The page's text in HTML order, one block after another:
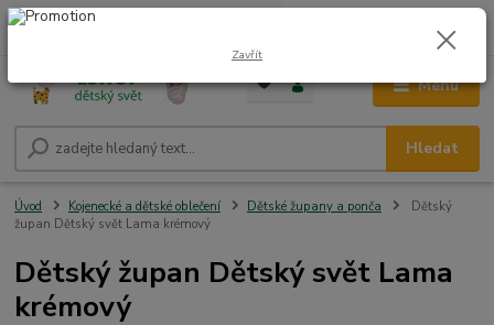
Menu
Hledat
+420 604 278 943 0,00 Kč
Úvod Kojenecké a dětské oblečení Dětské župany a ponča
Dětský
župan Dětský svět Lama krémový
Dětský župan Dětský svět Lama
krémový
Zavřít